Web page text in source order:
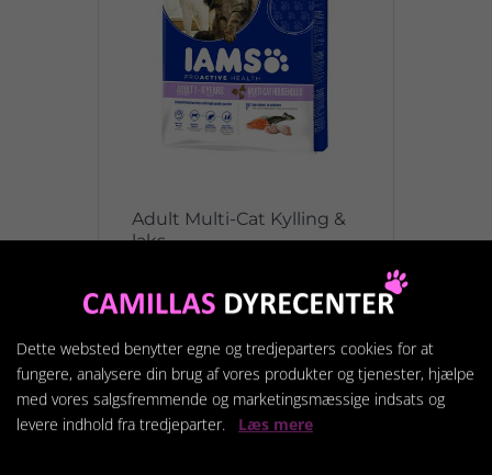
Adult Multi-Cat Kylling &
laks
Vis produkt
Dette websted benytter egne og tredjeparters cookies for at
fungere, analysere din brug af vores produkter og tjenester, hjælpe
med vores salgsfremmende og marketingsmæssige indsats og
levere indhold fra tredjeparter. Læs mere